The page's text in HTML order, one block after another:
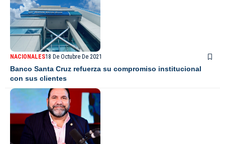
NACIONALES18 De Octubre De 2021
Banco Santa Cruz refuerza su compromiso institucional
con sus clientes